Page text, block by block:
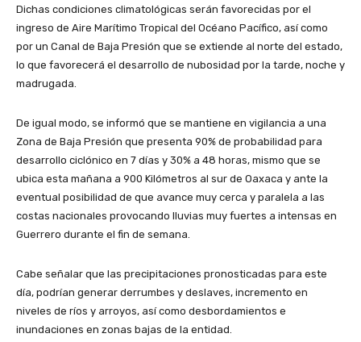
Dichas condiciones climatológicas serán favorecidas por el
ingreso de Aire Marítimo Tropical del Océano Pacífico, así como
por un Canal de Baja Presión que se extiende al norte del estado,
lo que favorecerá el desarrollo de nubosidad por la tarde, noche y
madrugada.
De igual modo, se informó que se mantiene en vigilancia a una
Zona de Baja Presión que presenta 90% de probabilidad para
desarrollo ciclónico en 7 días y 30% a 48 horas, mismo que se
ubica esta mañana a 900 Kilómetros al sur de Oaxaca y ante la
eventual posibilidad de que avance muy cerca y paralela a las
costas nacionales provocando lluvias muy fuertes a intensas en
Guerrero durante el fin de semana.
Cabe señalar que las precipitaciones pronosticadas para este
día, podrían generar derrumbes y deslaves, incremento en
niveles de ríos y arroyos, así como desbordamientos e
inundaciones en zonas bajas de la entidad.